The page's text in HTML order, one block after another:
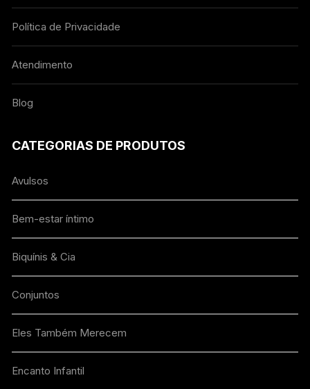
Política de Privacidade
Atendimento
Blog
CATEGORIAS DE PRODUTOS
Avulsos
Bem-estar íntimo
Biquínis & Cia
Conjuntos
Eles Também Merecem
Encanto Infantil